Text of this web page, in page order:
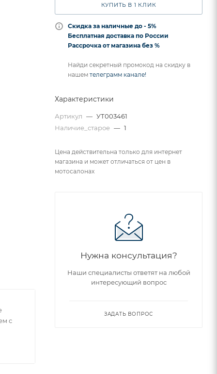
с
КУПИТЬ В 1 КЛИК
Скидка за наличные до - 5%
Бесплатная доставка по России
Рассрочка от магазина без %
Найди секретный промокод на скидку в
нашем телеграмм канале!
Характеристики
Артикул — УТ003461
Наличие_старое — 1
Цена действительна только для интернет
магазина и может отличаться от цен в
мотосалонах
Нужна консультация?
Наши специалисты ответят на любой
интересующий вопрос
ЗАДАТЬ ВОПРОС